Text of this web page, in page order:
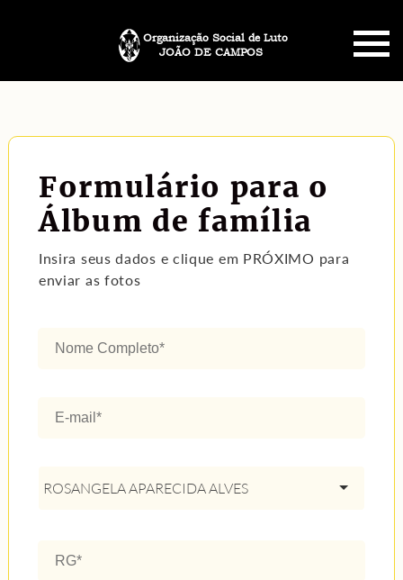
JOÃO DE CAMPOS
Organização Social de Luto
PLANO FUNERÁRIO
NECROLOGIA
MENSAGENS
Formulário para o
Álbum de família
Insira seus dados e clique em PRÓXIMO para
enviar as fotos
ROSANGELA APARECIDA ALVES